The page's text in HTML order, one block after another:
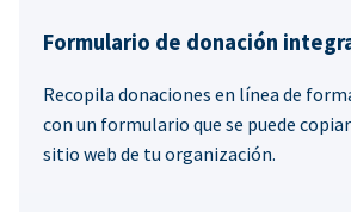
Formulario de donación
Recopila donaciones en línea de
con un formulario que se puede
sitio web de tu organización.